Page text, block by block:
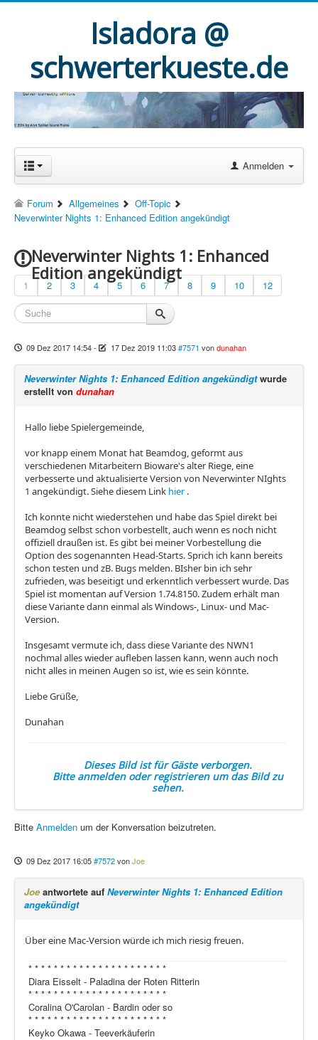
Isladora @
schwerterkueste.de
Anmelden
Forum Allgemeines
Off-Topic
Neverwinter Nights 1: Enhanced Edition angekündigt
Neverwinter Nights 1: Enhanced
Edition angekündigt
1 2 3 4 5 6 7 8 9 10 12
09 Dez 2017 14:54- 17 Dez 2019 11:03#7571 vondunahan
Neverwinter Nights 1: Enhanced Edition angekündigtwurde
erstellt von dunahan
Hallo liebe Spielergemeinde,
vor knapp einem Monat hat Beamdog, geformt aus
verschiedenen Mitarbeitern Bioware's alter Riege, eine
verbesserte und aktualisierte Version von Neverwinter NIghts
1 angekündigt. Siehe diesem Link hier.
Ich konnte nicht wiederstehen und habe das Spiel direkt bei
Beamdog selbst schon vorbestellt, auch wenn es noch nicht
offiziell draußen ist. Es gibt bei meiner Vorbestellung die
Option des sogenannten Head-Starts. Sprich ich kann bereits
schon testen und zB. Bugs melden. BIsher bin ich sehr
zufrieden, was beseitigt und erkenntlich verbessert wurde. Das
Spiel ist momentan auf Version 1.74.8150. Zudem erhält man
diese Variante dann einmal als Windows-, Linux- und Mac-
Version.
Insgesamt vermute ich, dass diese Variante des NWN1
nochmal alles wieder aufleben lassen kann, wenn auch noch
nicht alles in meinen Augen so ist, wie es sein könnte.
Liebe Grüße,
Dunahan
Dieses Bild ist für Gäste verborgen.
Bitte anmelden oder registrieren um das Bild zu
sehen.
Bitte Anmelden um der Konversation beizutreten.
09 Dez 2017 16:05#7572vonJoe
Joe antwortete auf Neverwinter Nights 1: Enhanced Edition
angekündigt
Über eine Mac-Version würde ich mich riesig freuen.
* * * * * * * * * * * * * * * * * * * * * *
Diara Eisselt - Paladina der Roten Ritterin
* * * * * * * * * * * * * * * * * * * * * *
Coralina O'Carolan - Bardin oder so
* * * * * * * * * * * * * * * * * * * * * *
Keyko Okawa - Teeverkäuferin